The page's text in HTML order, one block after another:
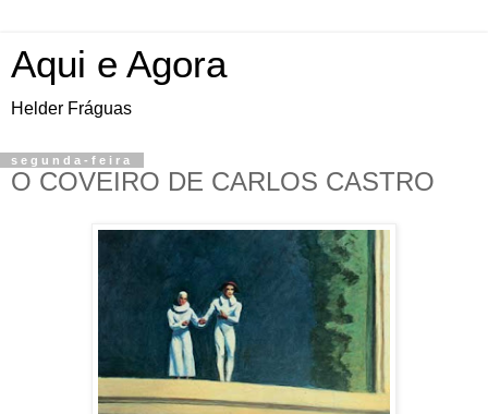
Aqui e Agora
Helder Fráguas
segunda-feira
O COVEIRO DE CARLOS CASTRO